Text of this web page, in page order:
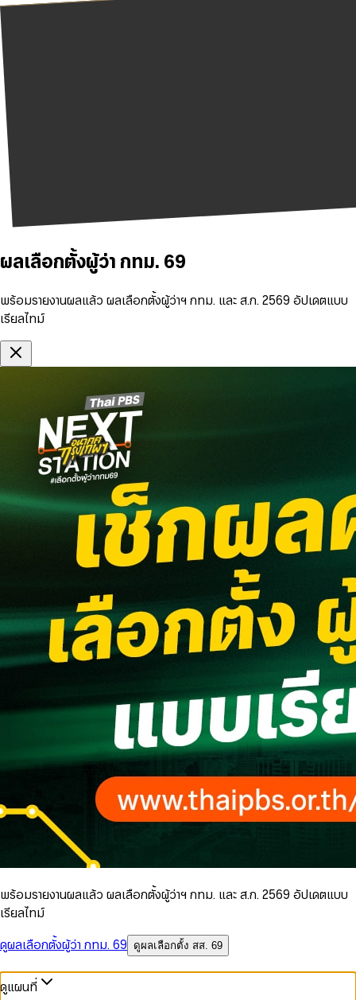
ผลเลือกตั้งผู้ว่า กทม. 69
พร้อมรายงานผลแล้ว ผลเลือกตั้งผู้ว่าฯ กทม. และ ส.ก. 2569 อัปเดตแบบ
เรียลไทม์
พร้อมรายงานผลแล้ว ผลเลือกตั้งผู้ว่าฯ กทม. และ ส.ก. 2569 อัปเดตแบบ
เรียลไทม์
ดูผลเลือกตั้งผู้ว่า กทม. 69
ดูผลเลือกตั้ง สส. 69
ดูแผนที่